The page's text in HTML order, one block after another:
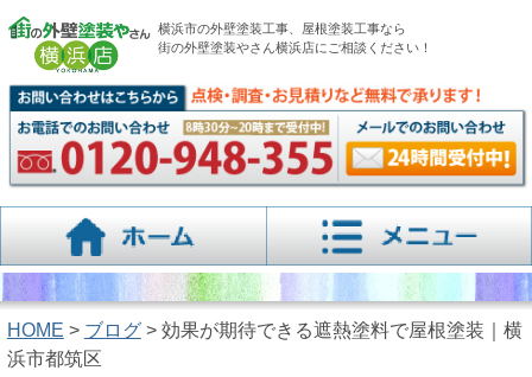
横浜市の外壁塗装工事、屋根塗装工事なら
街の外壁塗装やさん横浜店にご相談ください！
HOME > ブログ> 効果が期待できる遮熱塗料で屋根塗装｜横
浜市都筑区